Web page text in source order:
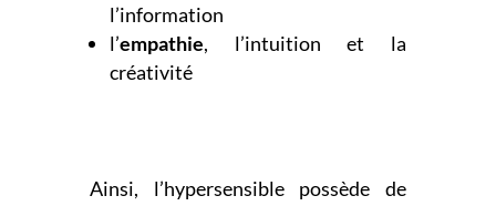
l’information
l’empathie, l’intuition et la
créativité
Ainsi, l’hypersensible possède de